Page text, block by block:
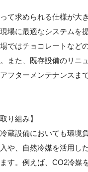
て求められる仕様が大
場に最適なシステムを
ではチョコレートなど
また、既存設備のリニ
フターメンテナンスま
り組み】
蔵設備においても環境
や、自然冷媒を活用し
す。例えば、CO2冷